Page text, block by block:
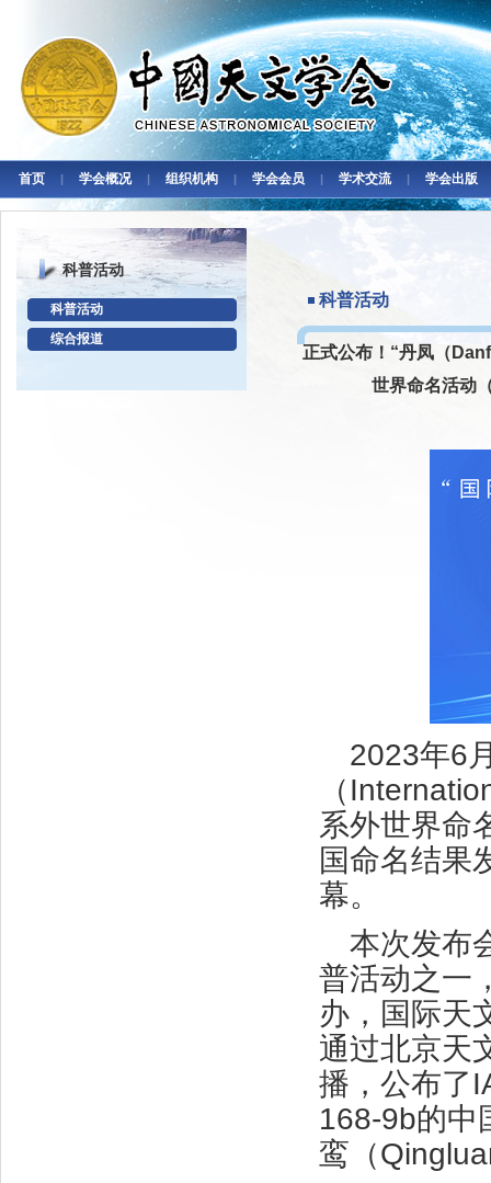
首页 | 学会概况 | 组织机构 | 学会会员 | 学术交流 | 学会出版
科普活动
科普活动
综合报道
科普活动
正式公布！“丹凤（
世界命名活动
2023年6
（
系外世界命
国命名结果
幕。
本次发布
普活动之一
办，国际天
通过北京天
播，公布了
168-9b的
鸾（